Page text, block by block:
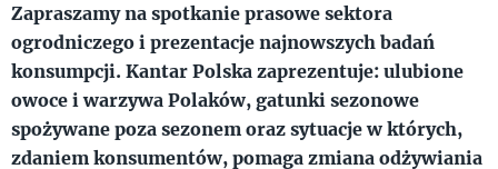
Zapraszamy na spotkanie prasowe sektora
ogrodniczego i prezentacje najnowszych badań
konsumpcji. Kantar Polska zaprezentuje: ulubione
owoce i warzywa Polaków, gatunki sezonowe
spożywane poza sezonem oraz sytuacje w których,
zdaniem konsumentów, pomaga zmiana odżywiania